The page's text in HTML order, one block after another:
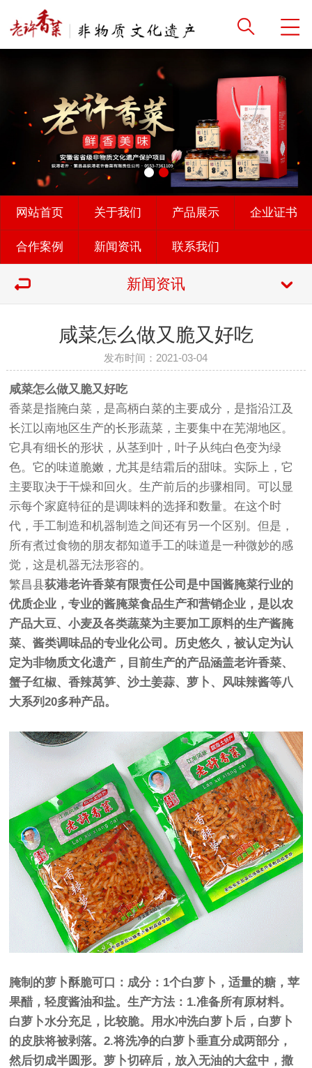
网站首页 关于我们 产品展示 企业证书
合作案例 新闻资讯 联系我们
新闻资讯
咸菜怎么做又脆又好吃
发布时间：2021-03-04
咸菜怎么做又脆又好吃
香菜是指腌白菜，是高柄白菜的主要成分，是指沿江及
长江以南地区生产的长形蔬菜，主要集中在芜湖地区。
它具有细长的形状，从茎到叶，叶子从纯白色变为绿
色。它的味道脆嫩，尤其是结霜后的甜味。实际上，它
主要取决于干燥和回火。生产前后的步骤相同。可以显
示每个家庭特征的是调味料的选择和数量。在这个时
代，手工制造和机器制造之间还有另一个区别。但是，
所有煮过食物的朋友都知道手工的味道是一种微妙的感
觉，这是机器无法形容的。
繁昌县荻港老许香菜有限责任公司是中国酱腌菜行业的
优质企业，专业的酱腌菜食品生产和营销企业，是以农
产品大豆、小麦及各类蔬菜为主要加工原料的生产酱腌
菜、酱类调味品的专业化公司。历史悠久，被认定为认
定为非物质文化遗产，目前生产的产品涵盖老许香菜、
蟹子红椒、香辣莴笋、沙土姜蒜、萝卜、风味辣酱等八
大系列20多种产品。
腌制的萝卜酥脆可口：成分：1个白萝卜，适量的糖，苹
果醋，轻度酱油和盐。生产方法：1.准备所有原材料。
白萝卜水分充足，比较脆。用水冲洗白萝卜后，白萝卜
的皮肤将被剥落。2.将洗净的白萝卜垂直分成两部分，
然后切成半圆形。萝卜切碎后，放入无油的大盆中，撒